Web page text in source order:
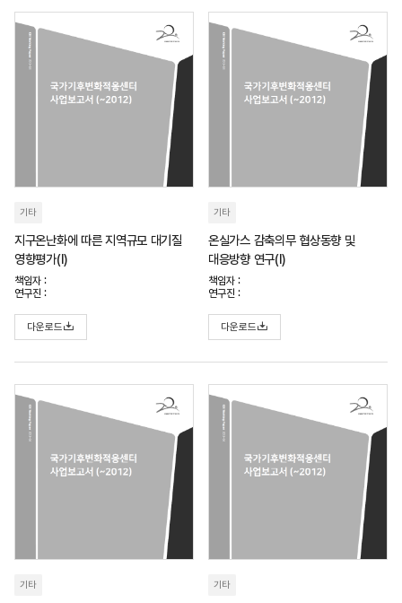
기타
지구온난화에 따른 지역규모 대기질
영향평가(I)
책임자 :
연구진 :
다운로드
기타
온실가스 감축의무 협상동향 및
대응방향 연구(I)
책임자 :
연구진 :
다운로드
기타 기타